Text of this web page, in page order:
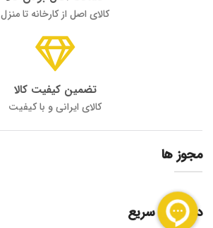
کالای اصل از کارخانه تا منزل
تضمین کیفیت کالا
کالای ایرانی و با کیفیت
مجوز ها
دسترسی سریع